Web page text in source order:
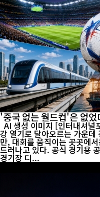
'중국 없는 월드컵'은 없
강 열기로 달아오르는 가운데
만, 대회를 움직이는 곳곳에
드러나고 있다. 공식 경기용
경기장 디...